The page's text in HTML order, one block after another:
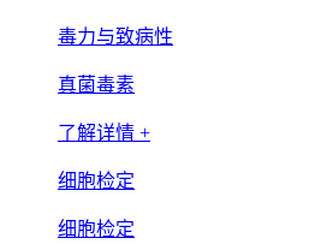
毒力与致病性
真菌毒素
了解详情 +
细胞检定
细胞检定